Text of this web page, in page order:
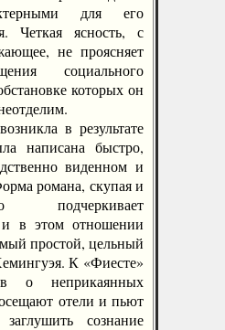
для его
Четкая ясность, с
не проясняет
социального
которых он
в результате
написана быстро,
виденном и
романа, скупая и
подчеркивает
и в этом отношении
простой, цельный
К «Фиесте»
о неприкаянных
отели и пьют
сознание